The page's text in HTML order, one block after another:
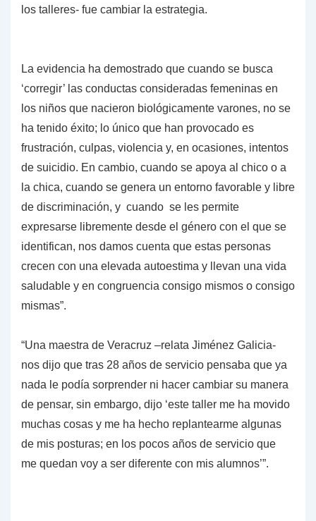
los talleres- fue cambiar la estrategia.
La evidencia ha demostrado que cuando se busca
‘corregir’ las conductas consideradas femeninas en
los niños que nacieron biológicamente varones, no se
ha tenido éxito; lo único que han provocado es
frustración, culpas, violencia y, en ocasiones, intentos
de suicidio. En cambio, cuando se apoya al chico o a
la chica, cuando se genera un entorno favorable y libre
de discriminación, y cuando se les permite
expresarse libremente desde el género con el que se
identifican, nos damos cuenta que estas personas
crecen con una elevada autoestima y llevan una vida
saludable y en congruencia consigo mismos o consigo
mismas”.
“Una maestra de Veracruz –relata Jiménez Galicia-
nos dijo que tras 28 años de servicio pensaba que ya
nada le podía sorprender ni hacer cambiar su manera
de pensar, sin embargo, dijo ‘este taller me ha movido
muchas cosas y me ha hecho replantearme algunas
de mis posturas; en los pocos años de servicio que
me quedan voy a ser diferente con mis alumnos’”.